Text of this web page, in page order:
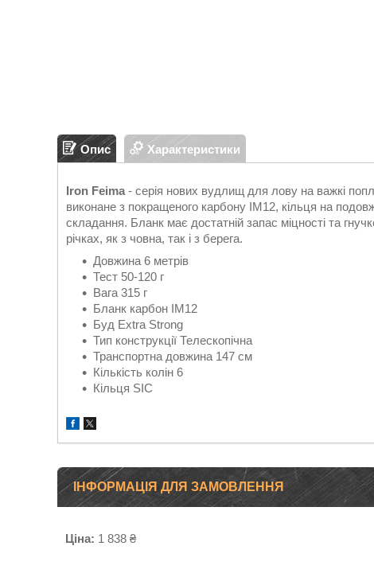
Опис Характеристики
Iron Feima - серія нових вудлищ для лову на важкі
виконане з покращеного карбону IM12, кільця на
складання. Бланк має достатній запас міцності та
річках, як з човна, так і з берега.
Довжина 6 метрів
Тест 50-120 г
Вага 315 г
Бланк карбон IM12
Буд Extra Strong
Тип конструкції Телескопічна
Транспортна довжина 147 см
Кількість колін 6
Кільця SIC
ІНФОРМАЦІЯ ДЛЯ ЗАМОВЛЕННЯ
Ціна: 1 838 ₴